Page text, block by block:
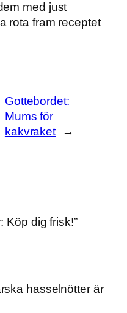
med just
rota fram receptet
Gottebordet:
Mums för
kakvraket
→
Köp dig frisk!”
hasselnötter är